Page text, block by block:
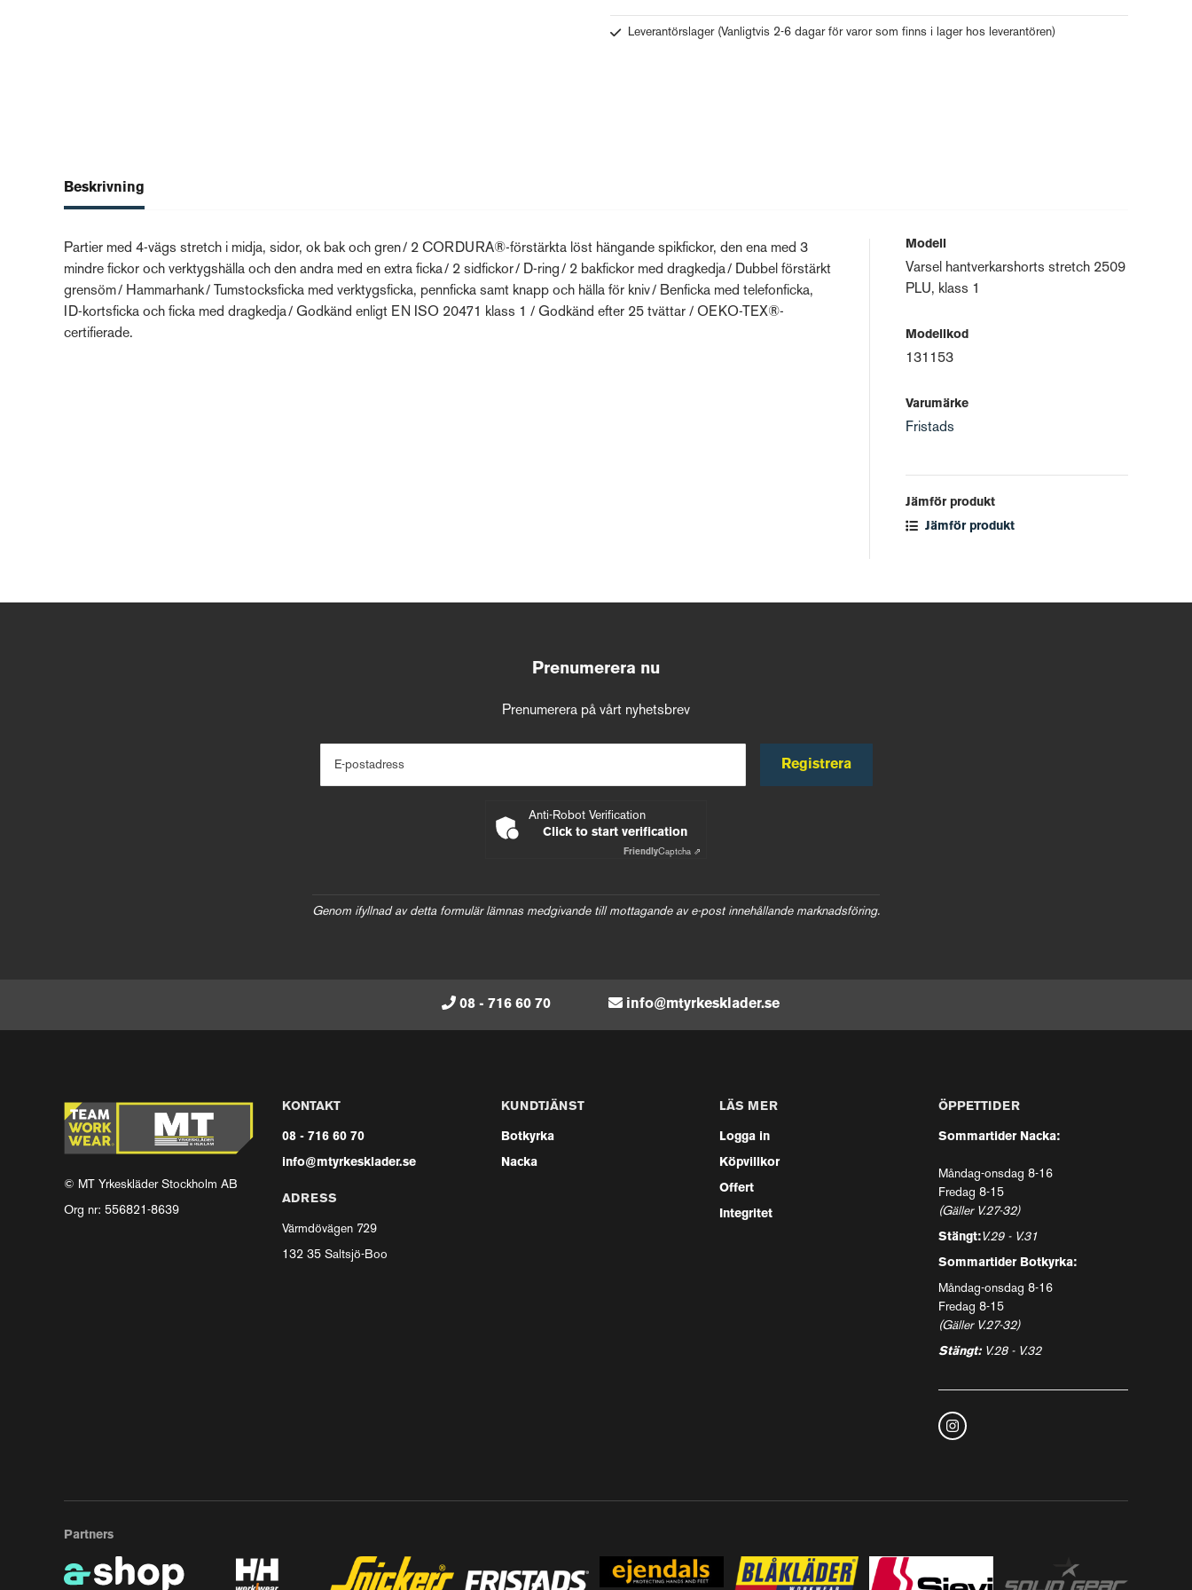
Leverantörslager (Vanligtvis 2-6 dagar för varor som finns i lager hos leverantören)
Beskrivning
Partier med 4-vägs stretch i midja, sidor, ok bak och gren / 2 CORDURA®-förstärkta löst hängande spikfickor, den ena med 3
mindre fickor och verktygshälla och den andra med en extra ficka / 2 sidfickor / D-ring / 2 bakfickor med dragkedja / Dubbel förstärkt
grensöm / Hammarhank / Tumstocksficka med verktygsficka, pennficka samt knapp och hälla för kniv / Benficka med telefonficka,
ID-kortsficka och ficka med dragkedja / Godkänd enligt EN ISO 20471 klass 1 / Godkänd efter 25 tvättar / OEKO-TEX®-
certifierade.
Modell
Varsel hantverkarshorts stretch 2509
PLU, klass 1
Modellkod
131153
Varumärke
Fristads
Jämför produkt
Jämför produkt
Prenumerera nu
Prenumerera på vårt nyhetsbrev
E-postadress Registrera
Anti-Robot Verification
Click to start verification
FriendlyCaptcha ⇗
Genom ifyllnad av detta formulär lämnas medgivande till mottagande av e-post innehållande marknadsföring.
08 - 716 60 70 info@mtyrkesklader.se
© MT Yrkeskläder Stockholm AB
Org nr: 556821-8639
KONTAKT
08 - 716 60 70
info@mtyrkesklader.se
ADRESS
Värmdövägen 729
132 35 Saltsjö-Boo
KUNDTJÄNST
Botkyrka
Nacka
LÄS MER
Logga in
Köpvillkor
Offert
Integritet
ÖPPETTIDER
Sommartider Nacka:
Måndag-onsdag 8-16
Fredag 8-15
(Gäller V.27-32)
Stängt:V.29 - V.31
Sommartider Botkyrka:
Måndag-onsdag 8-16
Fredag 8-15
(Gäller V.27-32)
Stängt: V.28 - V.32
Partners